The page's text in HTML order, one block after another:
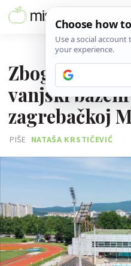
Zbog
vanjski
zagrebačkoj
PIŠE NATAŠA KRSTIČEVIĆ